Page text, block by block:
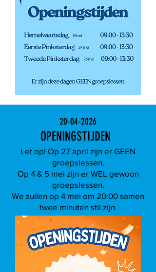
20-04-2026
OPENINGSTIJDEN
Let op! Op 27 april zijn er GEEN
groepslessen.
Op 4 & 5 mei zijn er WEL gewoon
groepslessen.
We zullen op 4 mei om 20:00 samen
twee minuten stil zijn.